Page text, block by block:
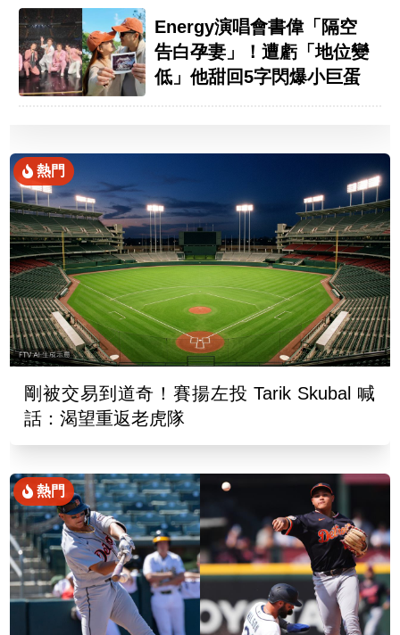
Energy演唱會書偉「隔空
告白孕妻」！遭虧「地位變
低」他甜回5字閃爆小巨蛋
熱門
剛被交易到道奇！賽揚左投 Tarik Skubal 喊
話：渴望重返老虎隊
熱門